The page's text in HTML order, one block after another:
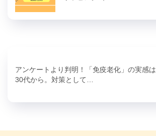
アンケートより判明！「免疫老化」の実感は
30代から。対策として…